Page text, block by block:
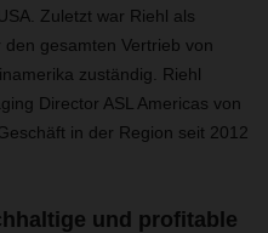
Zuletzt war Riehl als
gesamten Vertrieb von
zuständig. Riehl
Director ASL Americas von
in der Region seit 2012
und profitable